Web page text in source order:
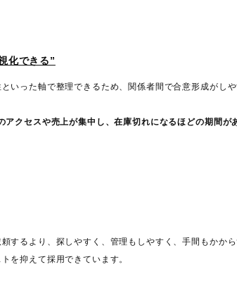
化できる”
いった軸で整理できるため、関係者間で合意形成がし
アクセスや売上が集中し、在庫切れになるほどの期間が
するより、探しやすく、管理もしやすく、手間もかから
を抑えて採用できています。